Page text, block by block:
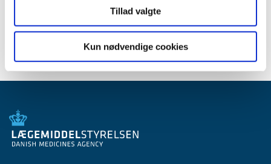
Tillad valgte
Kun nødvendige cookies
2005 (2)